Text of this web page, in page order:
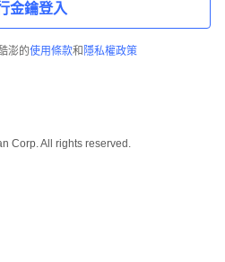
金鑰登入
澎的使用條款和 隱私權政策
Corp. All rights reserved.